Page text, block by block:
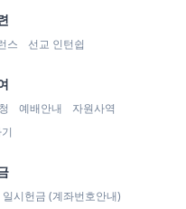
스 선교 인턴쉽
예배안내
자원사역
일시헌금 (계좌번호안내)